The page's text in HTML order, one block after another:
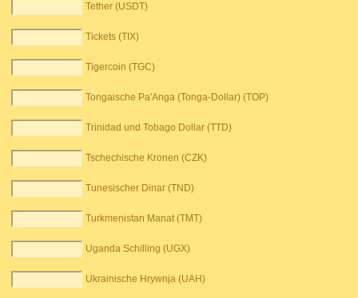
Tether (USDT)
Tickets (TIX)
Tigercoin (TGC)
Tongaische Pa'Anga (Tonga-Dollar) (TOP)
Trinidad und Tobago Dollar (TTD)
Tschechische Kronen (CZK)
Tunesischer Dinar (TND)
Turkmenistan Manat (TMT)
Uganda Schilling (UGX)
Ukrainische Hrywnja (UAH)